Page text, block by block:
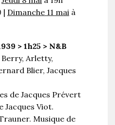
| Dimanche 11 mai à
> 1h25 > N&B
Berry, Arletty,
Blier, Jacques
de Jacques Prévert
Jacques Viot.
Musique de